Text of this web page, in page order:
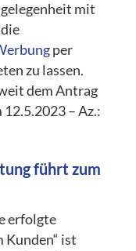
mit
per
zu lassen.
dem Antrag
12.5.2023 – Az.:
führt zum
erfolgte
Kunden“ ist